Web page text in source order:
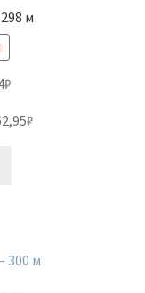
м
₽